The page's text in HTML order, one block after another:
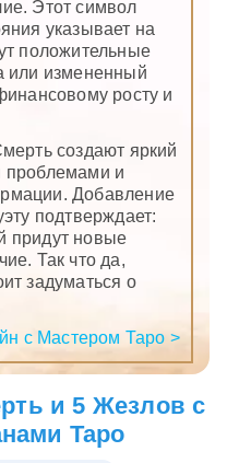
Этот символ
указывает на
положительные
или измененный
росту и
создают яркий
проблемами и
Добавление
подтверждает:
придут новые
Так что да,
задуматься о
с Мастером Таро >
и 5 Жезлов с
Таро